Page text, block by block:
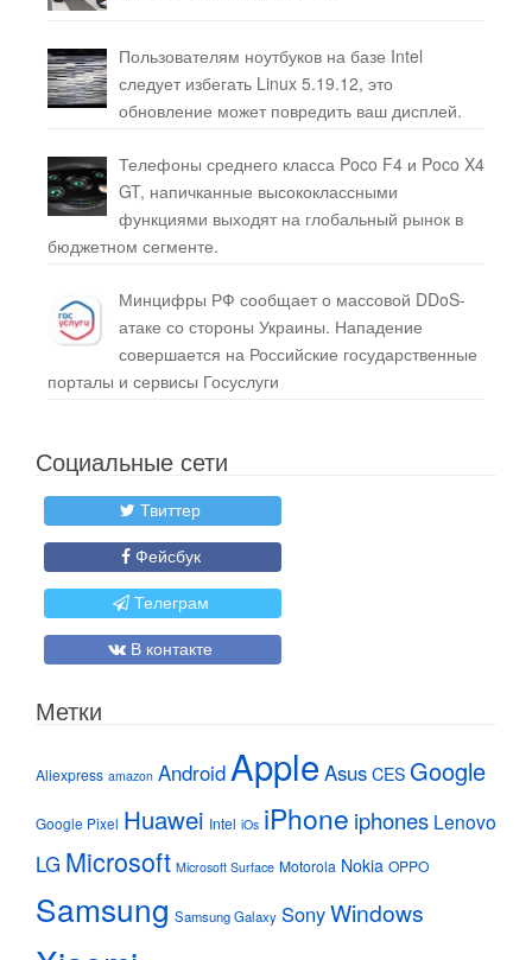
Пользователям ноутбуков на базе Intel
следует избегать Linux 5.19.12, это
обновление может повредить ваш дисплей.
Телефоны среднего класса Poco F4 и Poco X4
GT, напичканные высококлассными
функциями выходят на глобальный рынок в
бюджетном сегменте.
Минцифры РФ сообщает о массовой DDoS-
атаке со стороны Украины. Нападение
совершается на Российские государственные
порталы и сервисы Госуслуги
Социальные сети
Твиттер
Фейсбук
Телеграм
В контакте
Метки
Aliexpress amazon Android Apple Asus CES Google
Google Pixel Huawei Intel iOs iPhone iphones Lenovo
LG Microsoft Microsoft Surface Motorola Nokia OPPO
Samsung Samsung Galaxy SonyWindows